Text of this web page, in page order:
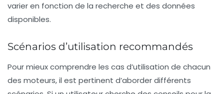
varier en fonction de la recherche et des données
disponibles.
Scénarios d’utilisation recommandés
Pour mieux comprendre les cas d’utilisation de chacun
des moteurs, il est pertinent d’aborder différents